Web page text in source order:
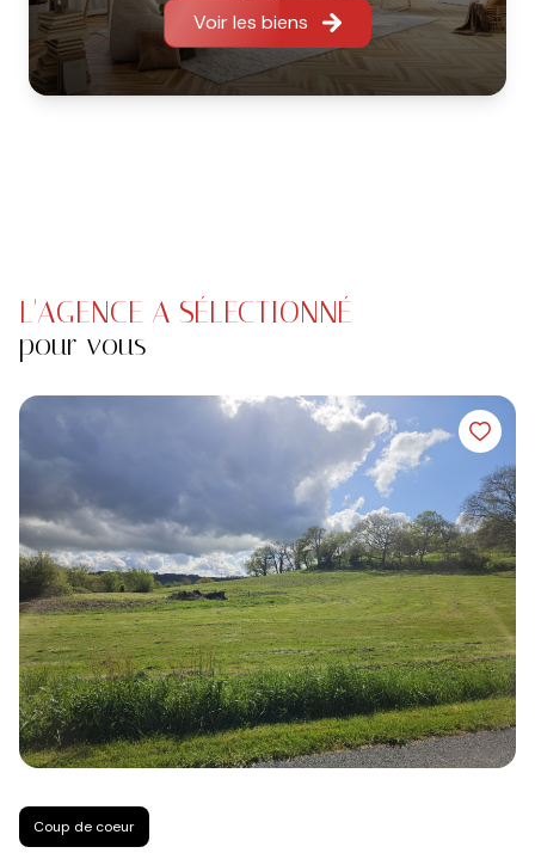
Voir les biens
Pierre ANDRAU (gérant) 06.75.03.57.15
Location: Sarah MALRIC 06.70.11.08.82 et Anna SOLER
L'AGENCE A SÉLECTIONNÉ
pour vous
Coup de coeur